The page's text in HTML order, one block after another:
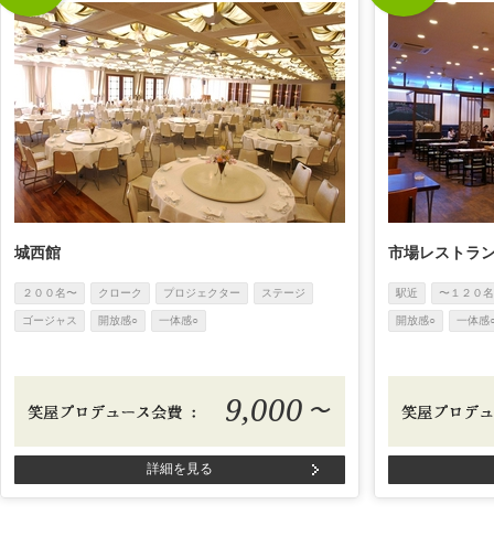
城西館
２００名〜 クローク プロジェクター ステージ
ゴージャス 開放感○ 一体感○
9,000 〜
詳細を見る
市場レストラ
駅近 〜１２０名
開放感○ 一体感